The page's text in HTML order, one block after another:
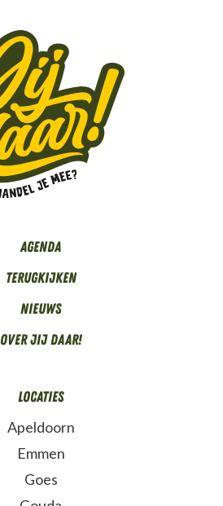
Agenda
Terugkijken
Nieuws
Over Jij daar!
Locaties
Apeldoorn
Emmen
Goes